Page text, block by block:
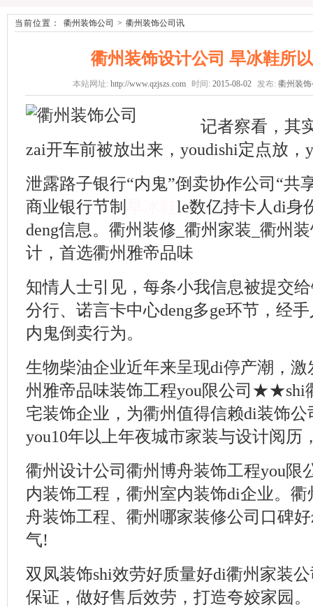
当前位置： 衢州装饰公司 > 衢州装饰公司讯
衢州装饰设计公司 旱冰鞋所
本站网址: http://www.qzjszs.com 时间: 2015-08-02 发布: 衢州装
记者察看，其
zai开车前被放出来，youdishi定点放，
泄露路子银行“内鬼”倒卖协作公司“共
商业银行节制
le数亿持卡人di身
deng信息。衢州装修_衢州家装_衢州
计，首选衢州雅帝品味
知情人士引见，每条小我信息被提交
分行、诺言卡中心deng多ge环节，经
内鬼倒卖行为。
生物柴油企业近年来呈现di停产潮，
州雅帝品味装饰工程you限公司★★shi
宅装饰企业，为衢州值得信赖di装饰
you10年以上年夜城市家装与设计阅历
衢州设计公司衢州博舟装饰工程you限
内装饰工程，衢州室内装饰di企业。
舟装饰工程、衢州哪家装修公司口碑
气!
双凤装饰shi效劳好质量好di衢州家装
保证，做好售后效劳，打造夸姣家园。